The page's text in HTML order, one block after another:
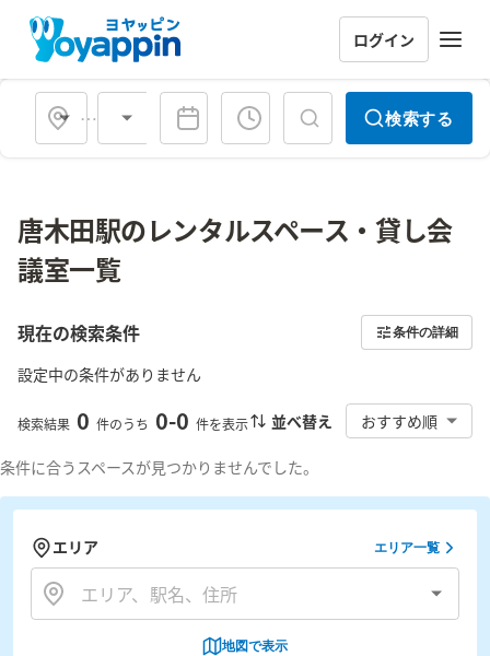
ログイン
会場タイプ 検索する
唐木田駅のレンタルスペース・貸し会
議室一覧
現在の検索条件 条件の詳細
設定中の条件がありません
検索結果 0 件のうち 0-0 件を表示 並べ替え おすすめ順
条件に合うスペースが見つかりませんでした。
エリア エリア一覧
地図で表示